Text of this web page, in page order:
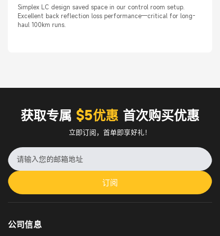
Simplex LC design saved space in our control room setup.
Excellent back reflection loss performance—critical for long-
haul 100km runs.
获取专属 $5优惠 首次购买优惠
立即订阅，首单即享好礼！
订阅
公司信息